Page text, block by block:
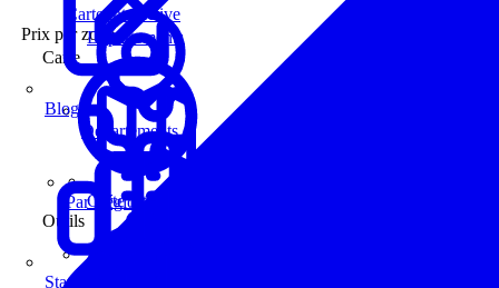
Carte interactive
Prix par zone
Par Région
Départements
Carte
Carte interactive
Outils
Départements
Blog
Statistiques